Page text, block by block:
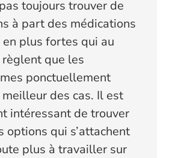
toujours trouver de
à part des médications
plus fortes qui au
que les
ponctuellement
des cas. Il est
intéressant de trouver
options qui s’attachent
plus à travailler sur